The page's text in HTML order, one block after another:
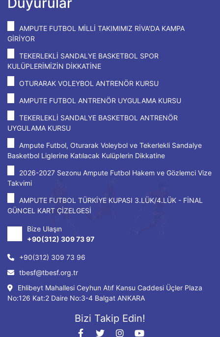
AMPUTE FUTBOL MİLLİ TAKIMIMIZ RİVA'DA KAMPA
GİRİYOR
TEKERLEKLİ SANDALYE BASKETBOL SPOR
KULÜPLERİMİZİN DİKKATİNE
OTURARAK VOLEYBOL ANTRENÖR KURSU
AMPUTE FUTBOL ANTRENÖR UYGULAMA KURSU
TEKERLEKLİ SANDALYE BASKETBOL ANTRENÖR
UYGULAMA KURSU
Ampute Futbol, Oturarak Voleybol ve Tekerlekli Sandalye
Basketbol Liglerine Katılacak Kulüplerin Dikkatine
2026-2027 Sezonu Ampute Futbol Hakem ve Gözlemci Vize
Takvimi
AMPUTE FUTBOL TÜRKİYE KUPASI 3.LÜK/4.LÜK - FİNAL
GÜNCEL KART ÇİZELGESİ
Bize Ulaşın
+90(312) 309 73 97
+90(312) 309 73 96
tbesf@tbesf.org.tr
Ehlibeyt Mahallesi Ceyhun Atıf Kansu Caddesi Üçler Plaza
No:126 Kat:2 Daire No:3-4 Balgat ANKARA
Bizi Takip Edin!